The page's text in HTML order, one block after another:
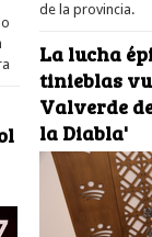
de la provincia.
La lucha
tinieblas
Valverde
la Diabla'